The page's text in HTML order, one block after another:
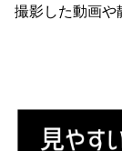
撮影した動画や